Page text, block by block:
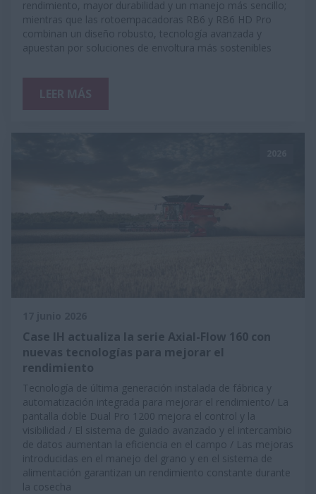
rendimiento, mayor durabilidad y un manejo más sencillo;
mientras que las rotoempacadoras RB6 y RB6 HD Pro
combinan un diseño robusto, tecnología avanzada y
apuestan por soluciones de envoltura más sostenibles
Case IH actualiza la serie Axial-Flow 160 con
nuevas tecnologías para mejorar el
rendimiento
Tecnología de última generación instalada de fábrica y
automatización integrada para mejorar el rendimiento/ La
pantalla doble Dual Pro 1200 mejora el control y la
visibilidad / El sistema de guiado avanzado y el intercambio
de datos aumentan la eficiencia en el campo / Las mejoras
introducidas en el manejo del grano y en el sistema de
alimentación garantizan un rendimiento constante durante
la cosecha